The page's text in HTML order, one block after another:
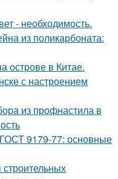
- необходимость.
из поликарбоната:
острове в Китае.
с настроением
из профнастила в
9179-77: основные